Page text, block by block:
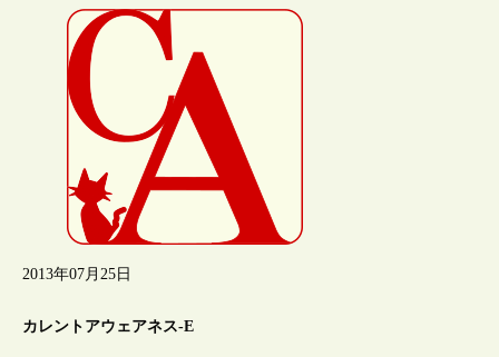
2013年07月25日
カレントアウェアネス-E